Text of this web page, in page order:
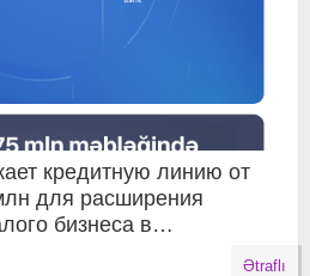
кредитную линию от
для расширения
бизнеса в
Ətraflı